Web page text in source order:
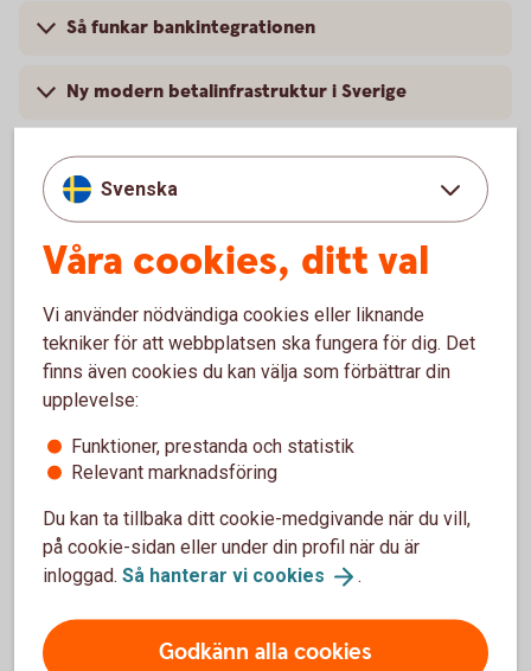
Så funkar bankintegrationen
Ny modern betalinfrastruktur i Sverige
Hantera er ekonomi på ett
enkelt,snabbtochsäkert
sätt med bankintegration.
Svenska
Våra cookies, ditt val
Vi använder nödvändiga cookies eller liknande
tekniker för att webbplatsen ska fungera för dig. Det
finns även cookies du kan välja som förbättrar din
upplevelse:
Funktioner, prestanda och statistik
Relevant marknadsföring
Du kan ta tillbaka ditt cookie-medgivande när du vill,
på cookie-sidan eller under din profil när du är
inloggad. Så hanterar vi cookies .
Godkänn alla cookies